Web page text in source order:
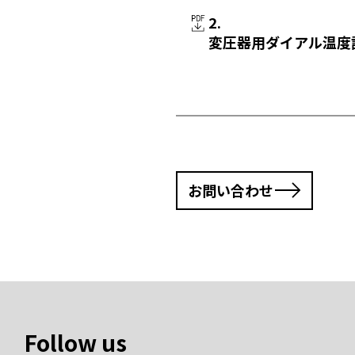
2.
変圧器用ダイアル温
お問い合わせ
Follow us